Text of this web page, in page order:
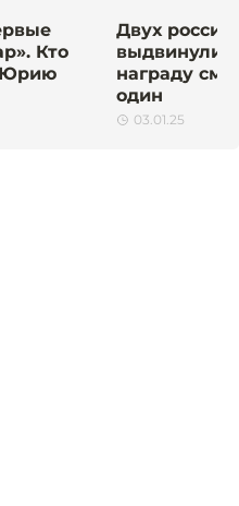
Кто
Юрию
Двух
выдвинули
награду
один
03.01.25